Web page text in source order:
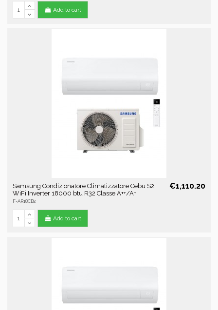
Add to cart
Samsung Condizionatore Climatizzatore Cebu S2
WiFi Inverter 18000 btu R32 Classe A++/A+
F-AR18CB2
€1,110.20
Add to cart